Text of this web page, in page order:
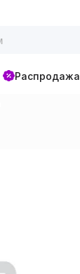
Распродажа